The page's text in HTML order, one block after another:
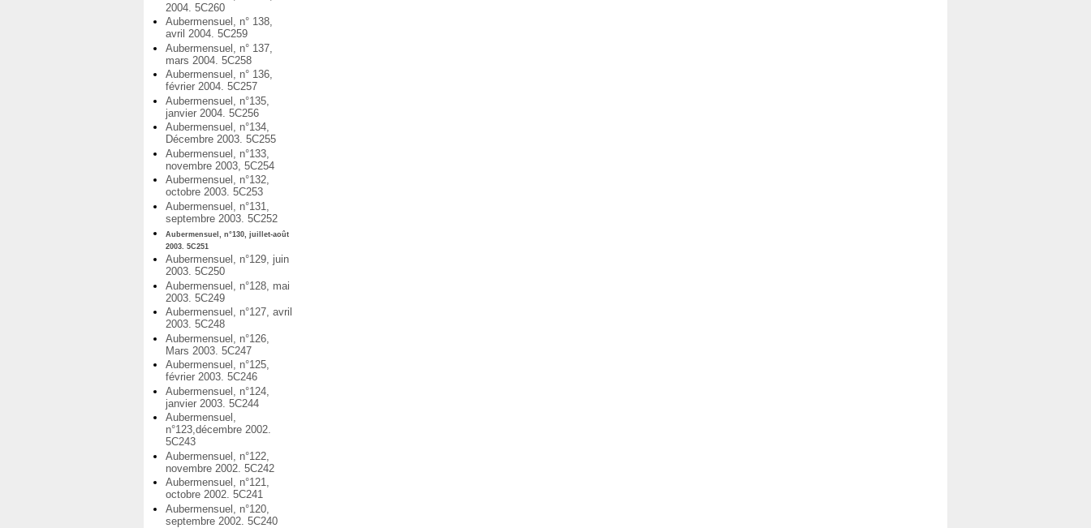
2004. 5C260
Aubermensuel, n° 138,
avril 2004. 5C259
Aubermensuel, n° 137,
mars 2004. 5C258
Aubermensuel, n° 136,
février 2004. 5C257
Aubermensuel, n°135,
janvier 2004. 5C256
Aubermensuel, n°134,
Décembre 2003. 5C255
Aubermensuel, n°133,
novembre 2003, 5C254
Aubermensuel, n°132,
octobre 2003. 5C253
Aubermensuel, n°131,
septembre 2003. 5C252
Aubermensuel, n°130, juillet-août
2003. 5C251
Aubermensuel, n°129, juin
2003. 5C250
Aubermensuel, n°128, mai
2003. 5C249
Aubermensuel, n°127, avril
2003. 5C248
Aubermensuel, n°126,
Mars 2003. 5C247
Aubermensuel, n°125,
février 2003. 5C246
Aubermensuel, n°124,
janvier 2003. 5C244
Aubermensuel,
n°123,décembre 2002.
5C243
Aubermensuel, n°122,
novembre 2002. 5C242
Aubermensuel, n°121,
octobre 2002. 5C241
Aubermensuel, n°120,
septembre 2002. 5C240